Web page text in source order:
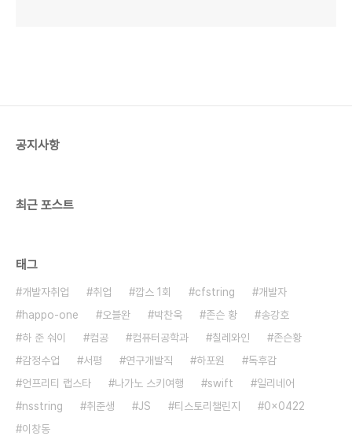
공지사항
최근 포스트
태그
개발자취업 취업 깝스 1회 cfstring
개발자
happo-one
오블완 박찬욱 존슨 황
송강호
하 준 숴이
컴공 컴퓨터공학과 칠레와인
존슨황
감정수업
서평 연구개발직 하포원
독후감
언프리티 랩스타
나가노 스키여행 swift
일리네어
nsstring
취준생 JS 티스토리챌린지
0x0422
이창동